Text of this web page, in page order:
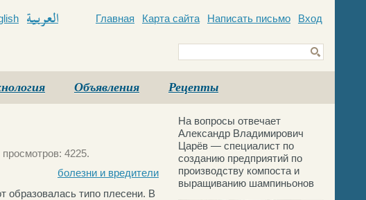
Главная Карта сайта Написать письмо Вход
Объявления Рецепты
4225.
болезни и вредители
типо плесени. В
На вопросы отвечает
Александр Владимирович
Царёв — специалист по
созданию предприятий по
производству компоста и
выращиванию шампиньонов